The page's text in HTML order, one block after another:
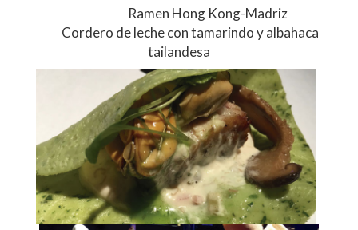
Ramen Hong Kong-Madriz
Cordero de leche con tamarindo y albahaca
tailandesa